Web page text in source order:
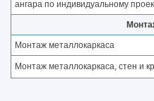
ангара по индивидуальному
Монтаж металлокаркаса
Монтаж металлокаркаса, стен и